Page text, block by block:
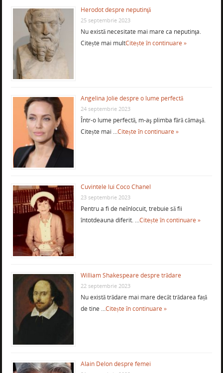
Herodot despre neputinţă
25 septembrie 2023
Nu există necesitate mai mare ca neputinţa.
Citește mai multCitește în continuare »
Angelina Jolie despre o lume perfectă
24 septembrie 2023
Într-o lume perfectă, m-aş plimba fără cămaşă.
Citește mai …Citește în continuare »
Cuvintele lui Coco Chanel
23 septembrie 2023
Pentru a fi de neînlocuit, trebuie să fii
întotdeauna diferit. …Citește în continuare »
William Shakespeare despre trădare
22 septembrie 2023
Nu există trădare mai mare decât trădarea față
de tine …Citește în continuare »
Alain Delon despre femei